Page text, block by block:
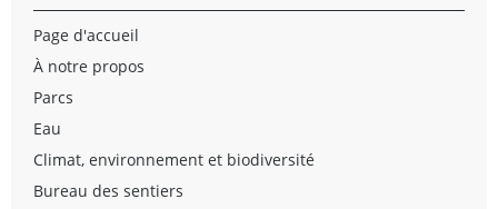
Page d'accueil
À notre propos
Parcs
Eau
Climat, environnement et biodiversité
Bureau des sentiers